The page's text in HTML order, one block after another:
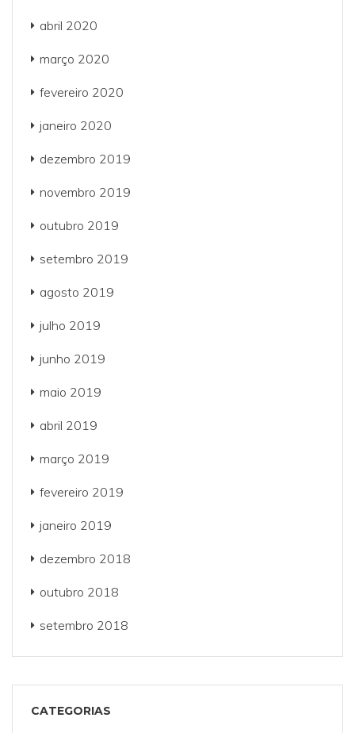
abril 2020
março 2020
fevereiro 2020
janeiro 2020
dezembro 2019
novembro 2019
outubro 2019
setembro 2019
agosto 2019
julho 2019
junho 2019
maio 2019
abril 2019
março 2019
fevereiro 2019
janeiro 2019
dezembro 2018
outubro 2018
setembro 2018
CATEGORIAS